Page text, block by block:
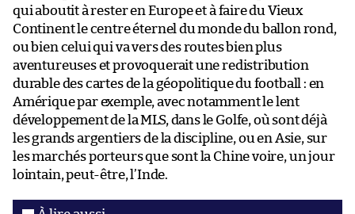
qui aboutit à rester en Europe et à faire du Vieux
Continent le centre éternel du monde du ballon rond,
ou bien celui qui va vers des routes bien plus
aventureuses et provoquerait une redistribution
durable des cartes de la géopolitique du football : en
Amérique par exemple, avec notamment le lent
développement de la MLS, dans le Golfe, où sont déjà
les grands argentiers de la discipline, ou en Asie, sur
les marchés porteurs que sont la Chine voire, un jour
lointain, peut-être, l’Inde.